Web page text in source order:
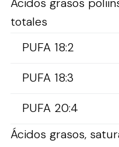
totales
PUFA 18:2
PUFA 18:3
PUFA 20:4
Ácidos grasos,